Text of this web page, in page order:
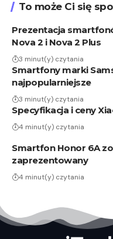
To może Ci się
Prezentacja
Nova 2 i Nova 2 Plus
3 minut(y) czytania
Smartfony marki
najpopularniejsze
3 minut(y) czytania
Specyfikacja i ceny
4 minut(y) czytania
Smartfon Honor 6A
zaprezentowany
4 minut(y) czytania